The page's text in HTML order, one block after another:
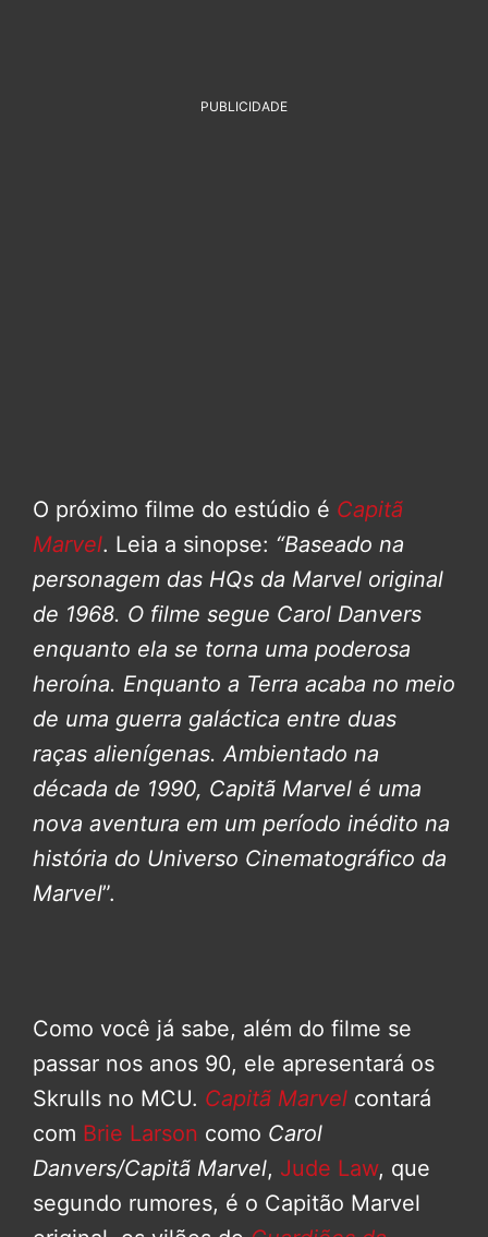
PUBLICIDADE
O próximo filme do estúdio é Capitã
Marvel. Leia a sinopse: “Baseado na
personagem das HQs da Marvel original
de 1968. O filme segue Carol Danvers
enquanto ela se torna uma poderosa
heroína. Enquanto a Terra acaba no meio
de uma guerra galáctica entre duas
raças alienígenas. Ambientado na
década de 1990, Capitã Marvel é uma
nova aventura em um período inédito na
história do Universo Cinematográfico da
Marvel”.
Como você já sabe, além do filme se
passar nos anos 90, ele apresentará os
Skrulls no MCU. Capitã Marvel contará
com Brie Larson como Carol
Danvers/Capitã Marvel, Jude Law, que
segundo rumores, é o Capitão Marvel